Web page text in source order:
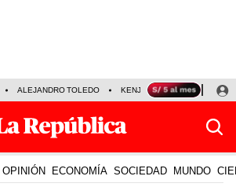
ALEJANDRO TOLEDO KENJI FUJIMORI
OPINIÓN ECONOMÍA SOCIEDAD MUNDO